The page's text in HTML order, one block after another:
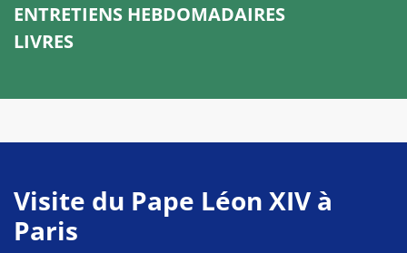
ENTRETIENS HEBDOMADAIRES
LIVRES
Visite du Pape Léon XIV à
Paris